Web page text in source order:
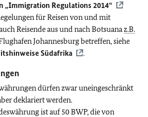
„Immigration Regulations 2014“
für Reisen von und mit
Reisende aus und nach Botsuanaz.B.
Johannesburg betreffen,siehe
Südafrika
.
dürfen zwar uneingeschränkt
deklariert werden.
ist auf 50 BWP, die von